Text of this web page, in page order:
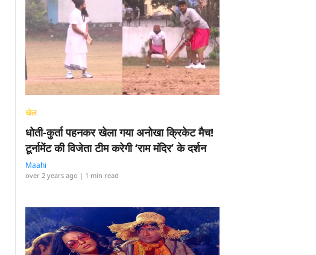
खेल
धोती-कुर्ता पहनकर खेला गया अनोखा क्रिकेट मैच!
टूर्नामेंट की विजेता टीम करेगी ‘राम मंदिर’ के दर्शन
Maahi
over 2 years ago | 1 min read